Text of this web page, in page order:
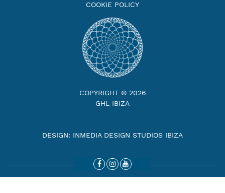
COOKIE POLICY
COPYRIGHT © 2026
GHL IBIZA
DESIGN: INMEDIA DESIGN STUDIOS IBIZA
Facebook
Instagram
Youtube